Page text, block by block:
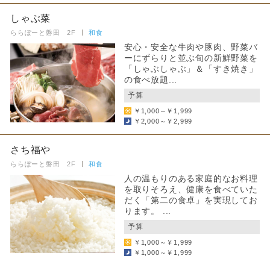
しゃぶ菜
ららぽーと磐田 2F 和食
安心・安全な牛肉や豚肉、野菜バ
ーにずらりと並ぶ旬の新鮮野菜を
「しゃぶしゃぶ」＆「すき焼き」
の食べ放題...
予算
￥1,000～￥1,999
￥2,000～￥2,999
さち福や
ららぽーと磐田 2F 和食
人の温もりのある家庭的なお料理
を取りそろえ、健康を食べていた
だく「第二の食卓」を実現してお
ります。 ...
予算
￥1,000～￥1,999
￥1,000～￥1,999